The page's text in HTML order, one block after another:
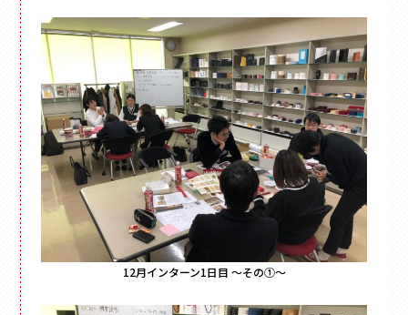
バック型
かご型
ドーム型
ピロー型
丸箱
楕円箱
その他
ペーパーバック
ポーチ
12月インターン1日目 ～その①～